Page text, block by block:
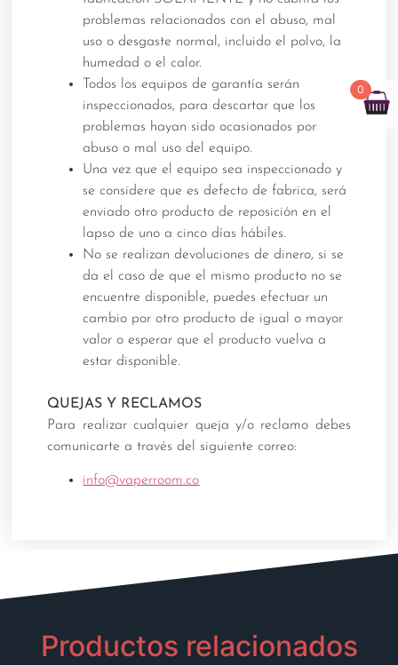
problemas relacionados con el abuso, mal
uso o desgaste normal, incluido el polvo, la
humedad o el calor.
Todos los equipos de garantía serán
inspeccionados, para descartar que los
problemas hayan sido ocasionados por
abuso o mal uso del equipo.
Una vez que el equipo sea inspeccionado y
se considere que es defecto de fabrica, será
enviado otro producto de reposición en el
lapso de uno a cinco días hábiles.
No se realizan devoluciones de dinero, si se
da el caso de que el mismo producto no se
encuentre disponible, puedes efectuar un
cambio por otro producto de igual o mayor
valor o esperar que el producto vuelva a
estar disponible.
QUEJAS Y RECLAMOS
Para realizar cualquier queja y/o reclamo debes
comunicarte a través del siguiente correo:
info@vaperroom.co
Productos relacionados
0